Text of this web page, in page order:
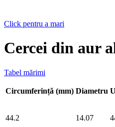
Click pentru a mari
Cercei din aur
Tabel mărimi
Circumferință (mm) Diametru
44.2 14.07